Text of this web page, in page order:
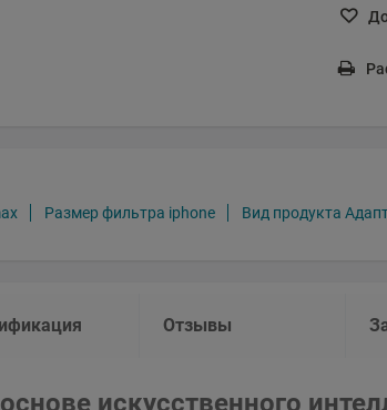
Размер фильтра iphone Вид продукта
Отзывы
искусственного